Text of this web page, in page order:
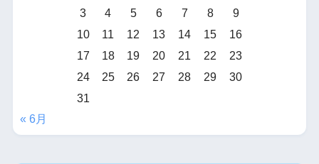
3
4 5 6 7 8
9
10
11 12 13 14 15
16
17
18 19 20 21 22
23
24
25 26 27 28 29
30
31
« 6月